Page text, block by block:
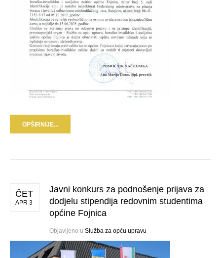
OPŠIRNIJE...
ČET
APR 3
Javni konkurs za podnošenje prijava za
dodjelu stipendija redovnim studentima
općine Fojnica
Objavljeno u Služba za opću upravu